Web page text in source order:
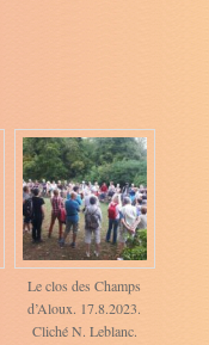
Le clos des Champs
d’Aloux. 17.8.2023.
Cliché N. Leblanc.